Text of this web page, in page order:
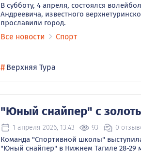
В субботу, 4 апреля, состоялся
Андреевича, известного
прославили город.
Все новости Спорт
# Верхняя Тура
"Юный снайпер" с
1 апреля 2026, 13:43 93 0
Команда "Спортивной школы"
"Юный снайпер" в Нижнем Тагиле 28-29